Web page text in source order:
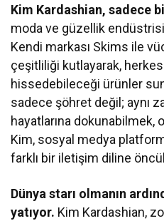
Kim Kardashian, sadece
moda ve güzellik
Kendi markası Skims ile
çeşitliliği kutlayarak,
hissedebileceği ürünler
sadece şöhret değil; aynı
hayatlarına dokunabilmek,
Kim, sosyal medya
farklı bir iletişim diline
Dünya starı olmanın
yatıyor. Kim Kardashian,